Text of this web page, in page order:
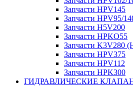
Запчасти HPV145
Запчасти HPV95/
Запчасти H5V200
Запчасти HPKO55
Запчасти K3V280
Запчасти HPV375
Запчасти HPV112
Запчасти HPK300
ГИДРАВЛИЧЕСКИЕ